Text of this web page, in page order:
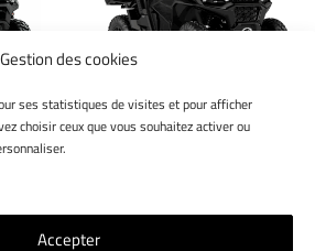
Gestion des cookies
ses statistiques de visites et pour afficher
choisir ceux que vous souhaitez activer ou
Accepter
TRAXTER XU HD11 T